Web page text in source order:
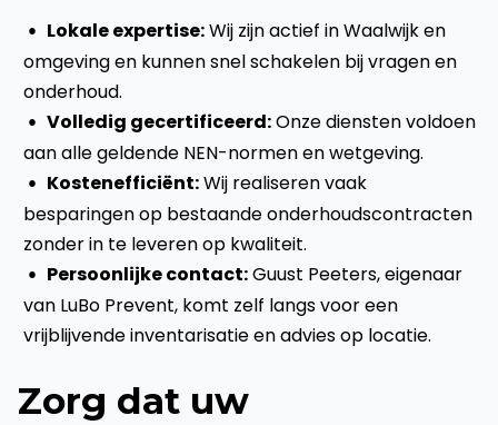
Lokale expertise:Wij zijn actief in Waalwijk en
omgeving en kunnen snel schakelen bij vragen en
onderhoud.
Volledig gecertificeerd:Onze diensten voldoen
aan alle geldende NEN-normen en wetgeving.
Kostenefficiënt:Wij realiseren vaak
besparingen op bestaande onderhoudscontracten
zonder in te leveren op kwaliteit.
Persoonlijke contact:Guust Peeters, eigenaar
van LuBo Prevent, komt zelf langs voor een
vrijblijvende inventarisatie en advies op locatie.
Zorg dat uw